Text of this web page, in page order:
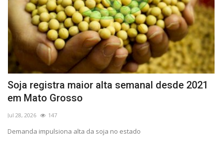
Soja registra maior alta semanal desde 2021
em Mato Grosso
Jul 28, 2026 147
Demanda impulsiona alta da soja no estado